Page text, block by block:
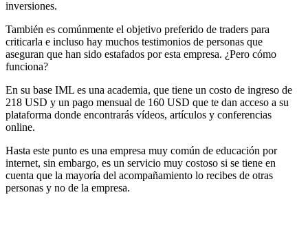
inversiones.
También es comúnmente el objetivo preferido de traders para
criticarla e incluso hay muchos testimonios de personas que
aseguran que han sido estafados por esta empresa. ¿Pero cómo
funciona?
En su base IML es una academia, que tiene un costo de ingreso de
218 USD y un pago mensual de 160 USD que te dan acceso a su
plataforma donde encontrarás vídeos, artículos y conferencias
online.
Hasta este punto es una empresa muy común de educación por
internet, sin embargo, es un servicio muy costoso si se tiene en
cuenta que la mayoría del acompañamiento lo recibes de otras
personas y no de la empresa.